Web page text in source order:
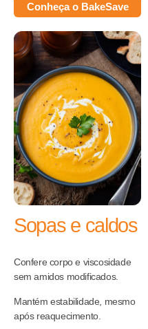
Conheça o BakeSave
Sopas e caldos
Confere corpo e viscosidade
sem amidos modificados.
Mantém estabilidade, mesmo
após reaquecimento.